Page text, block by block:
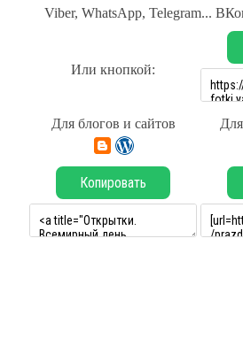
Viber, WhatsApp, Telegram...
Или кнопкой:
Для блогов и сайтов
Копировать